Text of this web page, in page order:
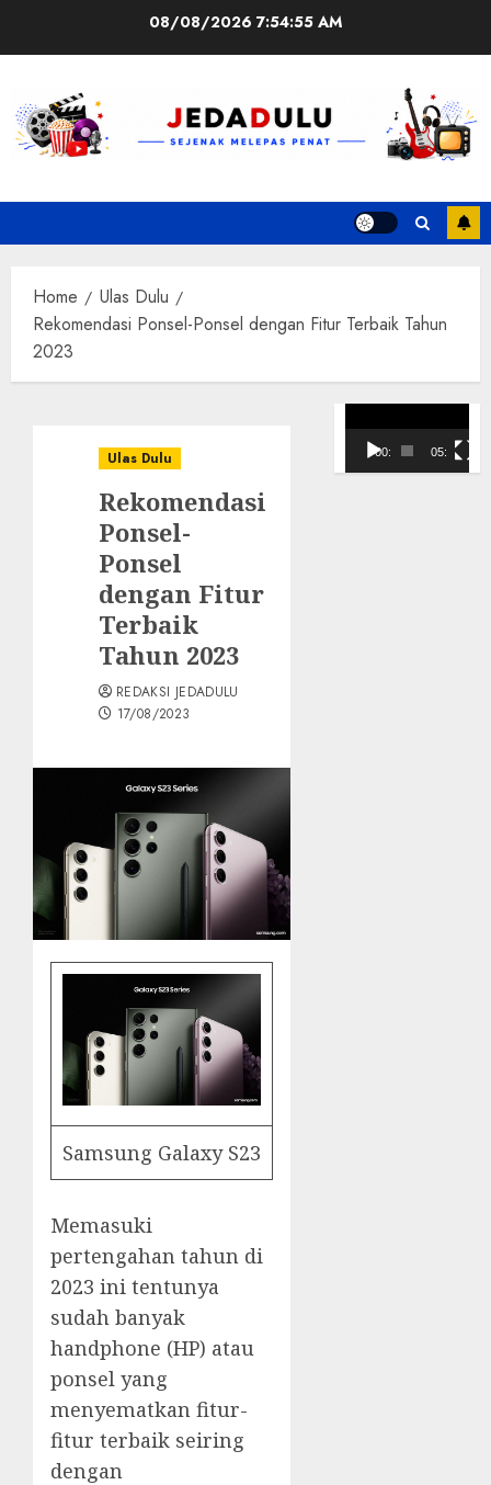
08/08/2026 7:54:56 AM
Home
Ulas Dulu
Rekomendasi Ponsel-Ponsel dengan Fitur Terbaik Tahun
2023
Ulas Dulu
Rekomendasi
Ponsel-
Ponsel
dengan Fitur
Terbaik
Tahun 2023
REDAKSI JEDADULU
17/08/2023
Samsung Galaxy S23
Memasuki
pertengahan tahun di
2023 ini tentunya
sudah banyak
handphone (HP) atau
ponsel yang
menyematkan fitur-
fitur terbaik seiring
dengan
Video
00:00 05:10